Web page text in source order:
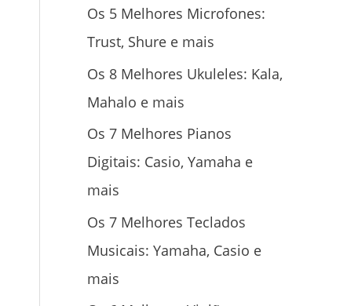
Os 5 Melhores Microfones:
Trust, Shure e mais
Os 8 Melhores Ukuleles: Kala,
Mahalo e mais
Os 7 Melhores Pianos
Digitais: Casio, Yamaha e
mais
Os 7 Melhores Teclados
Musicais: Yamaha, Casio e
mais